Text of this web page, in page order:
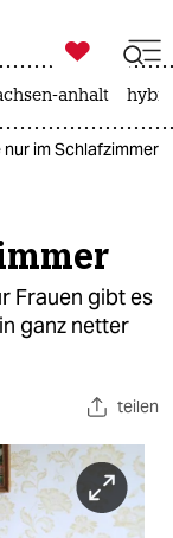

taz zahl ich
anhalt
im Schlafzimmer
Frauen gibt es
ganz netter
teilen